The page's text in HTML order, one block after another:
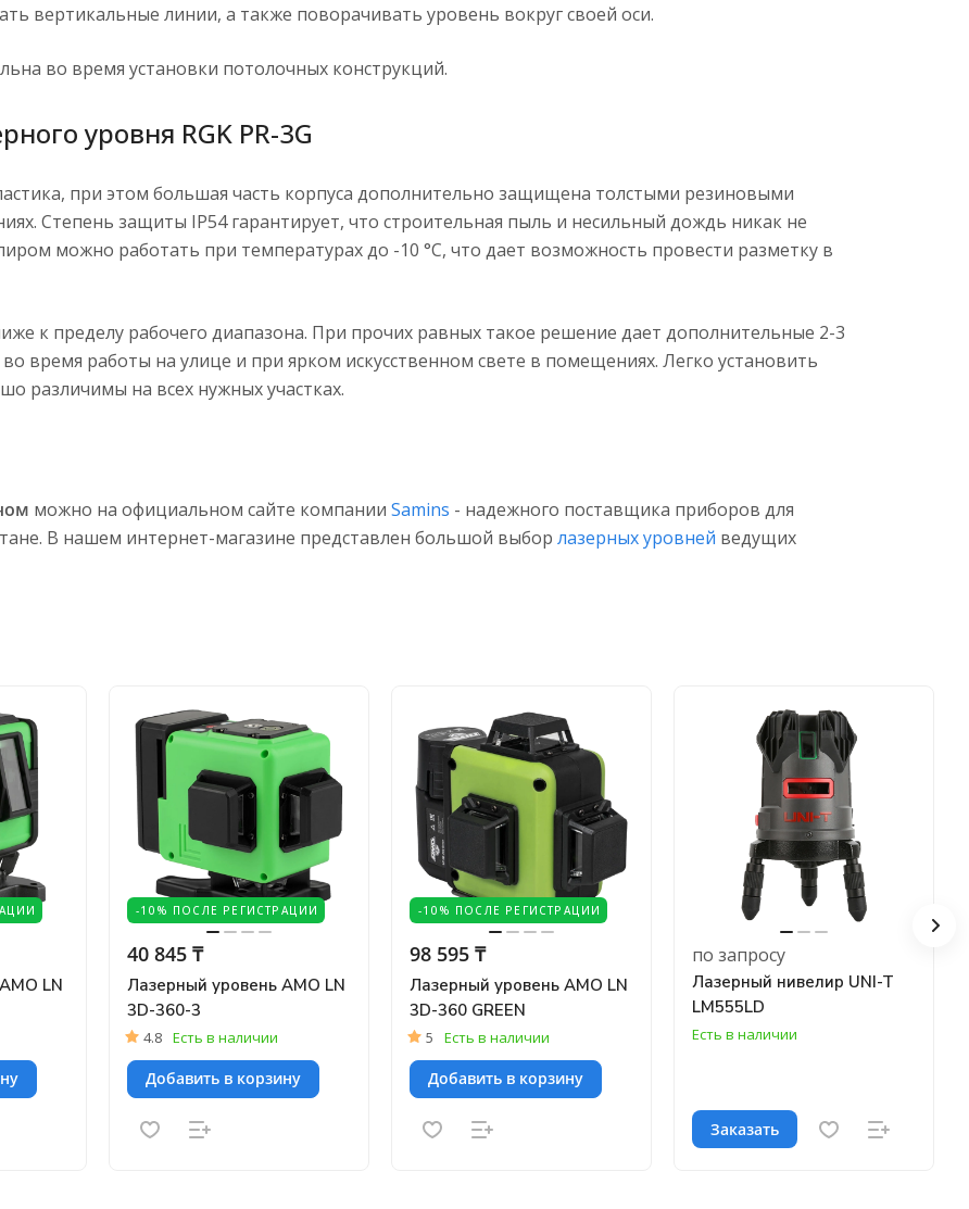
вертикальные линии, а также поворачивать уровень вокруг своей оси.
во время установки потолочных конструкций.
уровня RGK PR-3G
при этом большая часть корпуса дополнительно защищена толстыми резиновыми
Степень защиты IP54 гарантирует, что строительная пыль и несильный дождь никак не
можно работать при температурах до -10 °С, что дает возможность провести разметку в
к пределу рабочего диапазона. При прочих равных такое решение дает дополнительные 2-3
время работы на улице и при ярком искусственном свете в помещениях. Легко установить
различимы на всех нужных участках.
можно на официальном сайте компании Samins - надежного поставщика приборов для
В нашем интернет-магазине представлен большой выбор лазерных уровней ведущих
LN
-10% ПОСЛЕ РЕГИСТРАЦИИ
40 845 ₸
Лазерный уровень AMO LN
3D-360-3
4.8 Есть в наличии
Добавить в корзину
-10% ПОСЛЕ РЕГИСТРАЦИИ
98 595 ₸
Лазерный уровень AMO LN
3D-360 GREEN
5 Есть в наличии
Добавить в корзину
по запросу
Лазерный нивелир UNI-T
LM555LD
Есть в наличии
Заказать